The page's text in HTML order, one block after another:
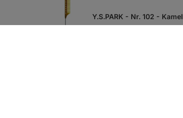
Y.S.PARK - Nr. 102 - Kamel